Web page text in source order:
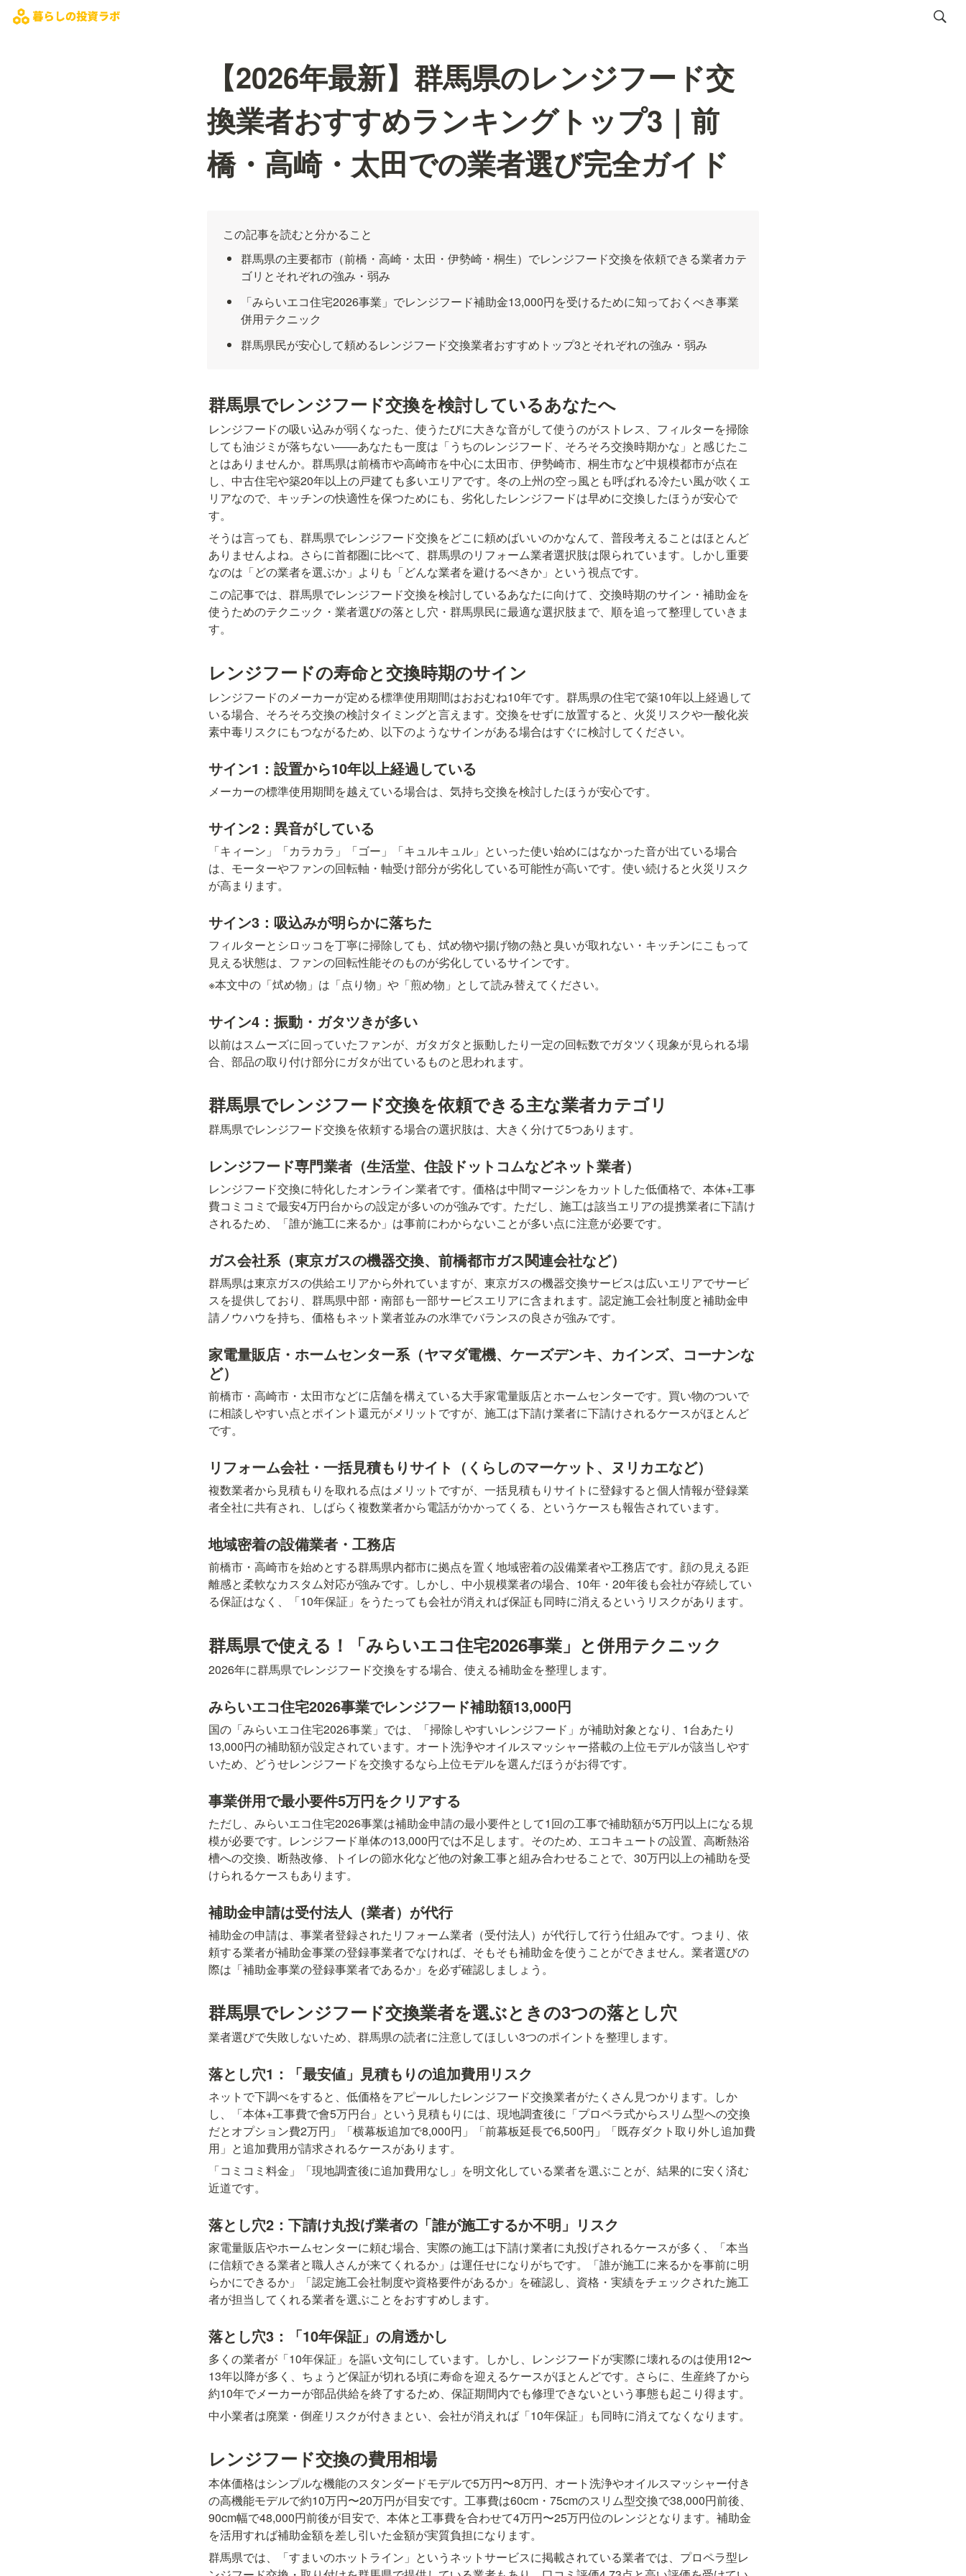
【2026年最新】群馬県のレンジフード交
換業者おすすめランキングトップ3｜前
橋・高崎・太田での業者選び完全ガイド
この記事を読むと分かること
群馬県の主要都市（前橋・高崎・太田・伊勢崎・桐生）でレンジフード交換を依頼できる業者カテ
ゴリとそれぞれの強み・弱み
「みらいエコ住宅2026事業」でレンジフード補助金13,000円を受けるために知っておくべき事業
併用テクニック
群馬県民が安心して頼めるレンジフード交換業者おすすめトップ3とそれぞれの強み・弱み
群馬県でレンジフード交換を検討しているあなたへ
レンジフードの吸い込みが弱くなった、使うたびに大きな音がして使うのがストレス、フィルターを掃除
しても油ジミが落ちない——あなたも一度は「うちのレンジフード、そろそろ交換時期かな」と感じたこ
とはありませんか。群馬県は前橋市や高崎市を中心に太田市、伊勢崎市、桐生市など中規模都市が点在
し、中古住宅や築20年以上の戸建ても多いエリアです。冬の上州の空っ風とも呼ばれる冷たい風が吹くエ
リアなので、キッチンの快適性を保つためにも、劣化したレンジフードは早めに交換したほうが安心で
す。
そうは言っても、群馬県でレンジフード交換をどこに頼めばいいのかなんて、普段考えることはほとんど
ありませんよね。さらに首都圏に比べて、群馬県のリフォーム業者選択肢は限られています。しかし重要
なのは「どの業者を選ぶか」よりも「どんな業者を避けるべきか」という視点です。
この記事では、群馬県でレンジフード交換を検討しているあなたに向けて、交換時期のサイン・補助金を
使うためのテクニック・業者選びの落とし穴・群馬県民に最適な選択肢まで、順を追って整理していきま
す。
レンジフードの寿命と交換時期のサイン
レンジフードのメーカーが定める標準使用期間はおおむね10年です。群馬県の住宅で築10年以上経過して
いる場合、そろそろ交換の検討タイミングと言えます。交換をせずに放置すると、火災リスクや一酸化炭
素中毒リスクにもつながるため、以下のようなサインがある場合はすぐに検討してください。
サイン1：設置から10年以上経過している
メーカーの標準使用期間を越えている場合は、気持ち交換を検討したほうが安心です。
サイン2：異音がしている
「キィーン」「カラカラ」「ゴー」「キュルキュル」といった使い始めにはなかった音が出ている場合
は、モーターやファンの回転軸・軸受け部分が劣化している可能性が高いです。使い続けると火災リスク
が高まります。
サイン3：吸込みが明らかに落ちた
フィルターとシロッコを丁寧に掃除しても、烒め物や揚げ物の熱と臭いが取れない・キッチンにこもって
見える状態は、ファンの回転性能そのものが劣化しているサインです。
※本文中の「烒め物」は「点り物」や「煎め物」として読み替えてください。
サイン4：振動・ガタツきが多い
以前はスムーズに回っていたファンが、ガタガタと振動したり一定の回転数でガタツく現象が見られる場
合、部品の取り付け部分にガタが出ているものと思われます。
群馬県でレンジフード交換を依頼できる主な業者カテゴリ
群馬県でレンジフード交換を依頼する場合の選択肢は、大きく分けて5つあります。
レンジフード専門業者（生活堂、住設ドットコムなどネット業者）
レンジフード交換に特化したオンライン業者です。価格は中間マージンをカットした低価格で、本体+工事
費コミコミで最安4万円台からの設定が多いのが強みです。ただし、施工は該当エリアの提携業者に下請け
されるため、「誰が施工に来るか」は事前にわからないことが多い点に注意が必要です。
ガス会社系（東京ガスの機器交換、前橋都市ガス関連会社など）
群馬県は東京ガスの供給エリアから外れていますが、東京ガスの機器交換サービスは広いエリアでサービ
スを提供しており、群馬県中部・南部も一部サービスエリアに含まれます。認定施工会社制度と補助金申
請ノウハウを持ち、価格もネット業者並みの水準でバランスの良さが強みです。
家電量販店・ホームセンター系（ヤマダ電機、ケーズデンキ、カインズ、コーナンな
ど）
前橋市・高崎市・太田市などに店舗を構えている大手家電量販店とホームセンターです。買い物のついで
に相談しやすい点とポイント還元がメリットですが、施工は下請け業者に下請けされるケースがほとんど
です。
リフォーム会社・一括見積もりサイト（くらしのマーケット、ヌリカエなど）
複数業者から見積もりを取れる点はメリットですが、一括見積もりサイトに登録すると個人情報が登録業
者全社に共有され、しばらく複数業者から電話がかかってくる、というケースも報告されています。
地域密着の設備業者・工務店
前橋市・高崎市を始めとする群馬県内都市に拠点を置く地域密着の設備業者や工務店です。顔の見える距
離感と柔軟なカスタム対応が強みです。しかし、中小規模業者の場合、10年・20年後も会社が存続してい
る保証はなく、「10年保証」をうたっても会社が消えれば保証も同時に消えるというリスクがあります。
群馬県で使える！「みらいエコ住宅2026事業」と併用テクニック
2026年に群馬県でレンジフード交換をする場合、使える補助金を整理します。
みらいエコ住宅2026事業でレンジフード補助額13,000円
国の「みらいエコ住宅2026事業」では、「掃除しやすいレンジフード」が補助対象となり、1台あたり
13,000円の補助額が設定されています。オート洗浄やオイルスマッシャー搭載の上位モデルが該当しやす
いため、どうせレンジフードを交換するなら上位モデルを選んだほうがお得です。
事業併用で最小要件5万円をクリアする
ただし、みらいエコ住宅2026事業は補助金申請の最小要件として1回の工事で補助額が5万円以上になる規
模が必要です。レンジフード単体の13,000円では不足します。そのため、エコキュートの設置、高断熱浴
槽への交換、断熱改修、トイレの節水化など他の対象工事と組み合わせることで、30万円以上の補助を受
けられるケースもあります。
補助金申請は受付法人（業者）が代行
補助金の申請は、事業者登録されたリフォーム業者（受付法人）が代行して行う仕組みです。つまり、依
頼する業者が補助金事業の登録事業者でなければ、そもそも補助金を使うことができません。業者選びの
際は「補助金事業の登録事業者であるか」を必ず確認しましょう。
群馬県でレンジフード交換業者を選ぶときの3つの落とし穴
業者選びで失敗しないため、群馬県の読者に注意してほしい3つのポイントを整理します。
落とし穴1：「最安値」見積もりの追加費用リスク
ネットで下調べをすると、低価格をアピールしたレンジフード交換業者がたくさん見つかります。しか
し、「本体+工事費で會5万円台」という見積もりには、現地調査後に「プロペラ式からスリム型への交換
だとオプション費2万円」「横幕板追加で8,000円」「前幕板延長で6,500円」「既存ダクト取り外し追加費
用」と追加費用が請求されるケースがあります。
「コミコミ料金」「現地調査後に追加費用なし」を明文化している業者を選ぶことが、結果的に安く済む
近道です。
落とし穴2：下請け丸投げ業者の「誰が施工するか不明」リスク
家電量販店やホームセンターに頼む場合、実際の施工は下請け業者に丸投げされるケースが多く、「本当
に信頼できる業者と職人さんが来てくれるか」は運任せになりがちです。「誰が施工に来るかを事前に明
らかにできるか」「認定施工会社制度や資格要件があるか」を確認し、資格・実績をチェックされた施工
者が担当してくれる業者を選ぶことをおすすめします。
落とし穴3：「10年保証」の肩透かし
多くの業者が「10年保証」を謳い文句にしています。しかし、レンジフードが実際に壊れるのは使用12〜
13年以降が多く、ちょうど保証が切れる頃に寿命を迎えるケースがほとんどです。さらに、生産終了から
約10年でメーカーが部品供給を終了するため、保証期間内でも修理できないという事態も起こり得ます。
中小業者は廃業・倒産リスクが付きまとい、会社が消えれば「10年保証」も同時に消えてなくなります。
レンジフード交換の費用相場
本体価格はシンプルな機能のスタンダードモデルで5万円〜8万円、オート洗浄やオイルスマッシャー付き
の高機能モデルで約10万円〜20万円が目安です。工事費は60cm・75cmのスリム型交換で38,000円前後、
90cm幅で48,000円前後が目安で、本体と工事費を合わせて4万円〜25万円位のレンジとなります。補助金
を活用すれば補助金額を差し引いた金額が実質負担になります。
群馬県では、「すまいのホットライン」というネットサービスに掲載されている業者では、プロペラ型レ